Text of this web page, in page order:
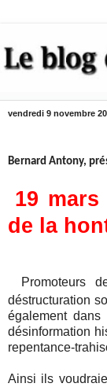
vendredi 9 novembre
Bernard Antony,
19
de la
Promoteurs
déstructuration
également
désinformation
repentance-
Ainsi ils